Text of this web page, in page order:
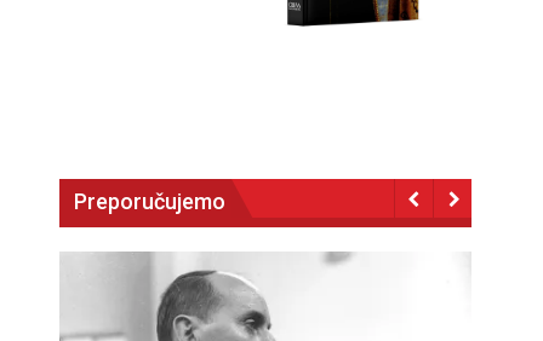
Preporučujemo